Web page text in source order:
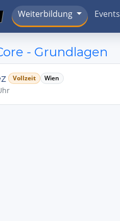
Weiterbildung Events
- Grundlagen
Vollzeit Wien